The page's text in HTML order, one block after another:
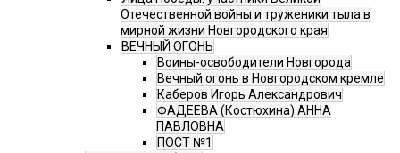
Отечественной войны и труженики тыла в
мирной жизни Новгородского края
ВЕЧНЫЙ ОГОНЬ
Воины-освободители Новгорода
Вечный огонь в Новгородском кремле
Каберов Игорь Александрович
ФАДЕЕВА (Костюхина) АННА
ПАВЛОВНА
ПОСТ №1